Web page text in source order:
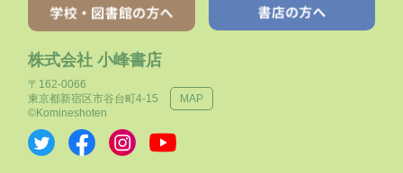
株式会社 小峰書店
〒162-0066
東京都新宿区市谷台町4-15
MAP
©Komineshoten